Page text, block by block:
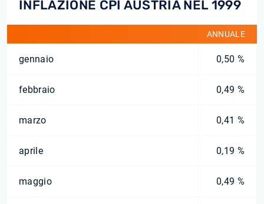
INFLAZIONE CPI AUSTRIA NEL 1999
ANNUALE
gennaio 0,50 %
febbraio 0,49 %
marzo 0,41 %
aprile 0,19 %
maggio 0,49 %